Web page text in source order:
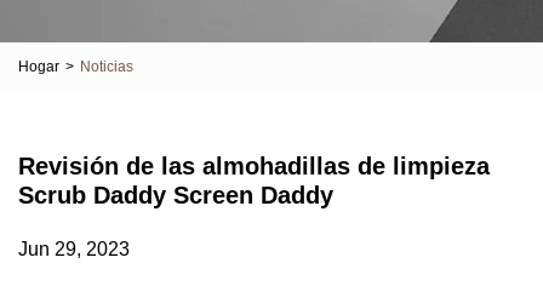
Hogar > Noticias
Revisión de las almohadillas de limpieza
Scrub Daddy Screen Daddy
Jun 29, 2023